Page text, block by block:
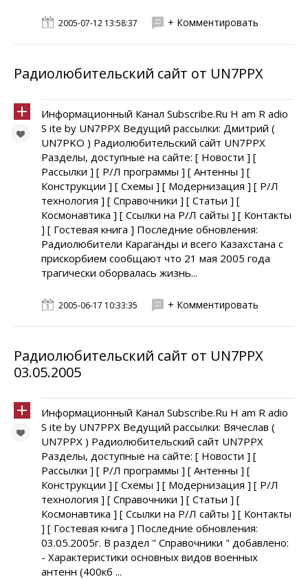
2005-07-12 13:58:37 + Комментировать
Радиолюбительский сайт от UN7PPX
Информационный Канал Subscribe.Ru H am R adio
S ite by UN7PPX Ведущий рассылки: Дмитрий (
UN7PKO ) Радиолюбительский сайт UN7PPX
Разделы, доступные на сайте: [ Новости ] [
Рассылки ] [ Р/Л программы ] [ Антенны ] [
Конструкции ] [ Схемы ] [ Модернизация ] [ Р/Л
технология ] [ Справочники ] [ Статьи ] [
Космонавтика ] [ Ссылки на Р/Л сайты ] [ Контакты
] [ Гостевая книга ] Последние обновления:
Радиолюбители Караганды и всего Казахстана с
прискорбием сообщают что 21 мая 2005 года
трагически оборвалась жизнь...
2005-06-17 10:33:35 + Комментировать
Радиолюбительский сайт от UN7PPX
03.05.2005
Информационный Канал Subscribe.Ru H am R adio
S ite by UN7PPX Ведущий рассылки: Вячеслав (
UN7PPX ) Радиолюбительский сайт UN7PPX
Разделы, доступные на сайте: [ Новости ] [
Рассылки ] [ Р/Л программы ] [ Антенны ] [
Конструкции ] [ Схемы ] [ Модернизация ] [ Р/Л
технология ] [ Справочники ] [ Статьи ] [
Космонавтика ] [ Ссылки на Р/Л сайты ] [ Контакты
] [ Гостевая книга ] Последние обновления:
03.05.2005г. В раздел " Справочники " добавлено:
- Характеристики основных видов военных
антенн (400кб ...